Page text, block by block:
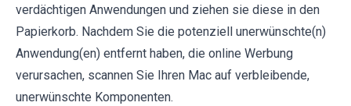
verdächtigen Anwendungen und ziehen sie diese in den
Papierkorb. Nachdem Sie die potenziell unerwünschte(n)
Anwendung(en) entfernt haben, die online Werbung
verursachen, scannen Sie Ihren Mac auf verbleibende,
unerwünschte Komponenten.